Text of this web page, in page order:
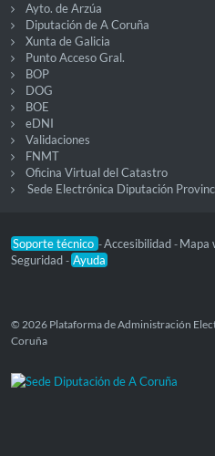
Ayto. de Arzúa
Diputación de A Coruña
Xunta de Galicia
Punto Acceso Gral.
BOP
DOG
BOE
eDNI
Validaciones
FNMT
Oficina Virtual del Catastro
Sede Electrónica Diputación
Soporte técnico -Accesibilidad - Mapa
Seguridad - Ayuda
© 2026 Plataforma de Administración
Coruña